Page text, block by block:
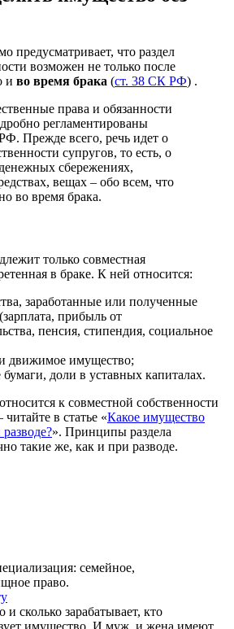
предусматривает, что раздел
возможен не только после
и во время брака (ст. 38 СК РФ) .
права и обязанности
регламентированы
Прежде всего, речь идет о
супругов, то есть, о
сбережениях,
вещах – обо всем, что
во время брака.
только совместная
в браке. К ней относится:
заработанные или полученные
прибыль от
пенсия, стипендия, социальное
движимое имущество;
доли в уставных капиталах.
к совместной собственности
в статье «Какое имущество
». Принципы раздела
такие же, как и при разводе.
семейное,
право.
и сколько зарабатывает, кто